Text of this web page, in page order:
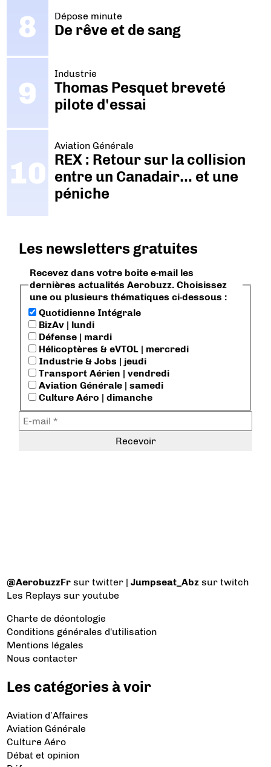
Dépose minute
De rêve et de sang
Industrie
Thomas Pesquet breveté
pilote d'essai
Aviation Générale
REX : Retour sur la collision
entre un Canadair… et une
péniche
Les newsletters gratuites
Recevez dans votre boite e-mail les
dernières actualités Aerobuzz. Choisissez
une ou plusieurs thématiques ci-dessous :
Quotidienne Intégrale
BizAv | lundi
Défense | mardi
Hélicoptères & eVTOL | mercredi
Industrie & Jobs | jeudi
Transport Aérien | vendredi
Aviation Générale | samedi
Culture Aéro | dimanche
@AerobuzzFr sur twitter |Jumpseat_Abz sur twitch
Les Replays sur youtube
Charte de déontologie
Conditions générales d'utilisation
Mentions légales
Nous contacter
Les catégories à voir
Aviation d’Affaires
Aviation Générale
Culture Aéro
Débat et opinion